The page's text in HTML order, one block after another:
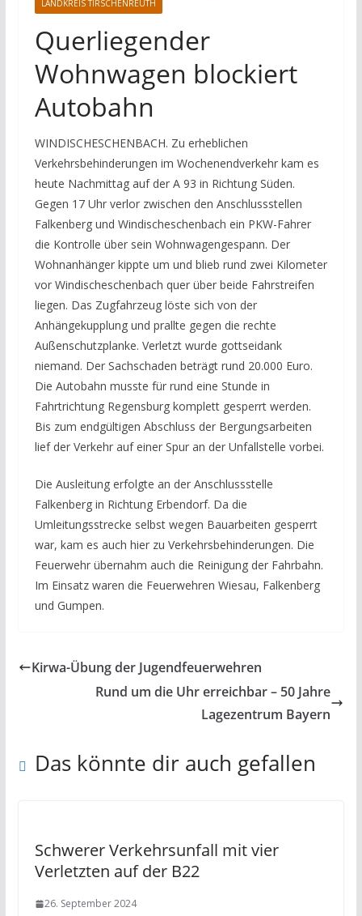
LANDKREIS TIRSCHENREUTH
Querliegender
Wohnwagen blockiert
Autobahn
WINDISCHESCHENBACH. Zu erheblichen
Verkehrsbehinderungen im Wochenendverkehr kam es
heute Nachmittag auf der A 93 in Richtung Süden.
Gegen 17 Uhr verlor zwischen den Anschlussstellen
Falkenberg und Windischeschenbach ein PKW-Fahrer
die Kontrolle über sein Wohnwagengespann. Der
Wohnanhänger kippte um und blieb rund zwei Kilometer
vor Windischeschenbach quer über beide Fahrstreifen
liegen. Das Zugfahrzeug löste sich von der
Anhängekupplung und prallte gegen die rechte
Außenschutzplanke. Verletzt wurde gottseidank
niemand. Der Sachschaden beträgt rund 20.000 Euro.
Die Autobahn musste für rund eine Stunde in
Fahrtrichtung Regensburg komplett gesperrt werden.
Bis zum endgültigen Abschluss der Bergungsarbeiten
lief der Verkehr auf einer Spur an der Unfallstelle vorbei.
Die Ausleitung erfolgte an der Anschlussstelle
Falkenberg in Richtung Erbendorf. Da die
Umleitungsstrecke selbst wegen Bauarbeiten gesperrt
war, kam es auch hier zu Verkehrsbehinderungen. Die
Feuerwehr übernahm auch die Reinigung der Fahrbahn.
Im Einsatz waren die Feuerwehren Wiesau, Falkenberg
und Gumpen.
Kirwa-Übung der Jugendfeuerwehren
Rund um die Uhr erreichbar – 50 Jahre
Lagezentrum Bayern
Das könnte dir auch gefallen
Schwerer Verkehrsunfall mit vier
Verletzten auf der B22
26. September 2024